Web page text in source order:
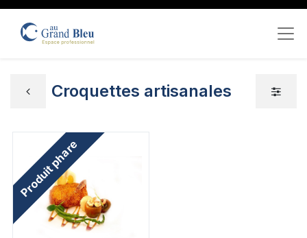
Croquettes artisanales
Produit phare